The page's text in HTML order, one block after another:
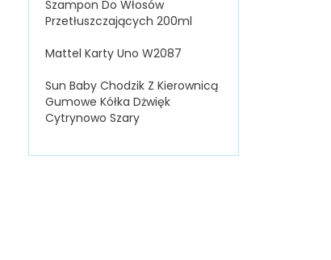
Szampon Do Włosów
Przetłuszczających 200ml
Mattel Karty Uno W2087
Sun Baby Chodzik Z Kierownicą
Gumowe Kółka Dżwięk
Cytrynowo Szary